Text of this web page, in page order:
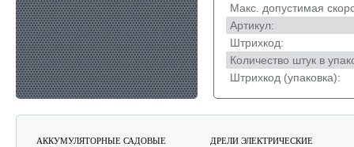
Макс. допустимая
Артикул:
Штрихкод:
Количество штук в
Штрихкод (упаковка):
АККУМУЛЯТОРНЫЕ САДОВЫЕ
ДРЕЛИ ЭЛЕКТРИЧЕСКИЕ